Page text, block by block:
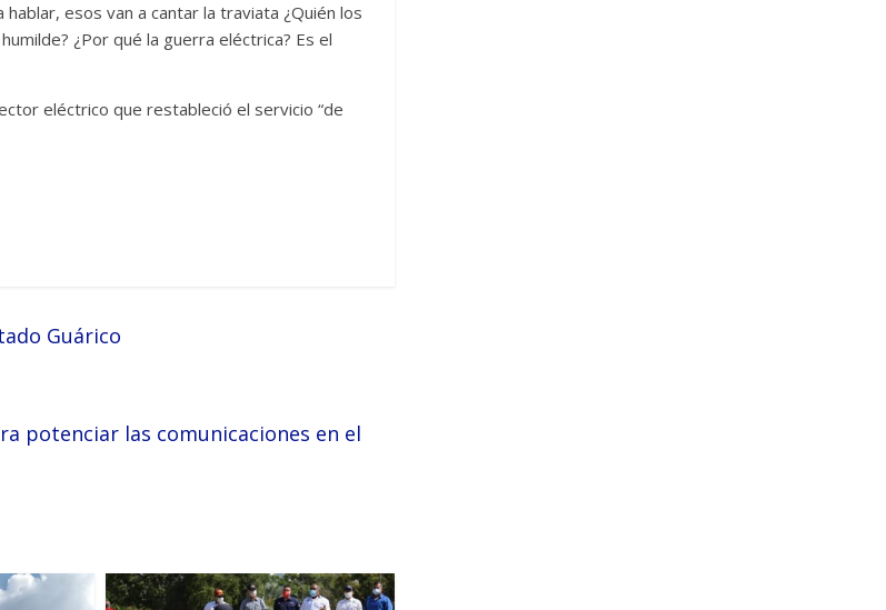
esos van a cantar la traviata ¿Quién los
¿Por qué la guerra eléctrica? Es el
eléctrico que restableció el servicio “de
Guárico
potenciar las comunicaciones en el